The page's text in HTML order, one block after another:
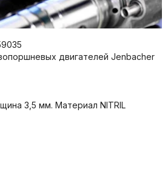
двигателей Jenbacher
3,5 мм. Материал NITRIL